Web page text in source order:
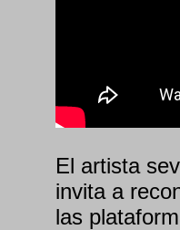
El artista
invita a
las